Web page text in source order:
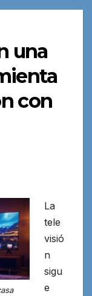
una
con
La
tele
visió
n
sigu
e